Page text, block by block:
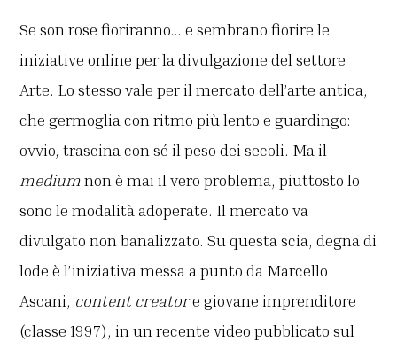
Se son rose fioriranno… e sembrano fiorire le
iniziative online per la divulgazione del settore
Arte. Lo stesso vale per il mercato dell’arte antica,
che germoglia con ritmo più lento e guardingo:
ovvio, trascina con sé il peso dei secoli. Ma il
mediumnon è mai il vero problema, piuttosto lo
sono le modalità adoperate. Il mercato va
divulgato non banalizzato. Su questa scia, degna di
lode è l’iniziativa messa a punto da Marcello
Ascani, content creatore giovane imprenditore
(classe 1997), in un recente video pubblicato sul